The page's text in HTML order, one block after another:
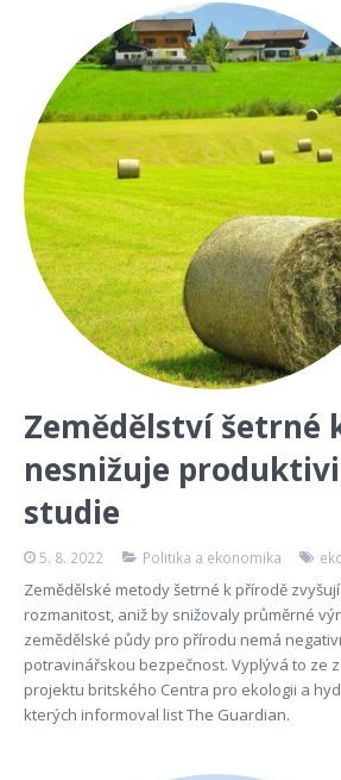
Zemědělství šetrné
nesnižuje
studie
5. 8. 2022 Politika a ekonomika
Zemědělské metody šetrné k přírodě
rozmanitost, aniž by snižovaly průměrné
zemědělské půdy pro přírodu nemá
potravinářskou bezpečnost. Vyplývá to ze
projektu britského Centra pro ekologii a
kterých informoval list The Guardian.